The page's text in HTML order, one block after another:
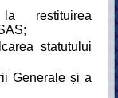
restituirea
statutului
Generale și a